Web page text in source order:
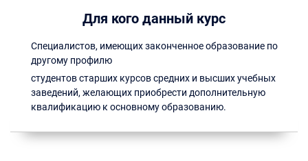
Для кого данный курс
Специалистов, имеющих законченное образование по
другому профилю
студентов старших курсов средних и высших учебных
заведений, желающих приобрести дополнительную
квалификацию к основному образованию.